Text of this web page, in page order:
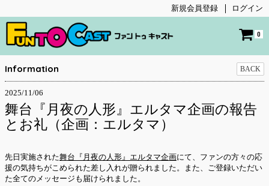
新規会員登録 ログイン
0
Information BACK
2025/11/06
舞台『月夜の人形』エルタマ企画の報告
とお礼（企画：エルタマ）
先日実施された舞台『月夜の人形』エルタマ企画にて、ファンの方々の応
援の気持ちがこめられた差し入れが贈られました。また、ご登録いただい
た全てのメッセージも届けられました。